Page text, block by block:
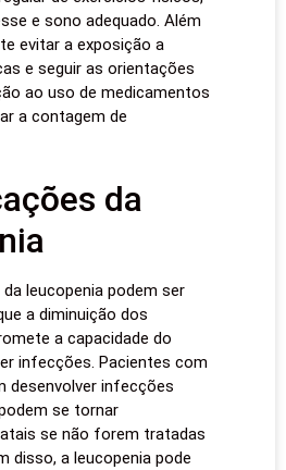
e sono adequado. Além
evitar a exposição a
e seguir as orientações
ao uso de medicamentos
a contagem de
da
leucopenia podem ser
a diminuição dos
a capacidade do
infecções. Pacientes com
desenvolver infecções
se tornar
se não forem tratadas
disso, a leucopenia pode